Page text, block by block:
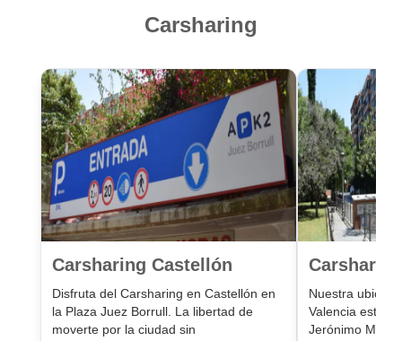
Carsharing
Carsharing Castellón
Disfruta del Carsharing en Castellón en
la Plaza Juez Borrull. La libertad de
moverte por la ciudad sin
Nuestra
Valencia está
Jerónimo